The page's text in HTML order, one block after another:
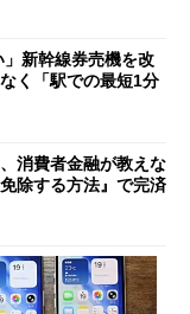
新幹線券売機を改
く「駅での最短1分
消費者金融が教えな
除する方法』で完済